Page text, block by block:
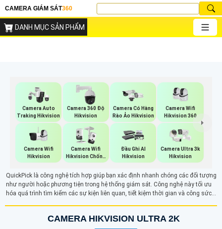
CAMERA GIÁM SÁT360
DANH MỤC SẢN PHẨM
Camera Auto
Traking Hikvision
Camera 360 Độ
Hikvision
Camera Có Hàng
Rào Ảo Hikvision
Camera Wifi
Hikvision 360
Camera Wifi
Hikvision
Camera Wifi
Hikvision Chống
Trộm
Đầu Ghi AI
Hikvision
Camera Ultra 3k
Hikvision
QuickPick là công nghệ tích hợp giúp bạn xác định nhanh chóng các đối tượng
như người hoặc phương tiện trong hệ thống giám sát. Công nghệ này tối ưu
hóa quá trình tìm kiếm các sự kiện liên quan, tiết kiệm thời gian và công sức
CAMERA HIKVISION ULTRA 2K